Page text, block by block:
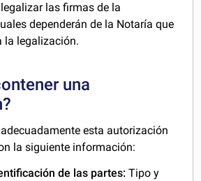
las firmas de la
dependerán de la Notaría que
la legalización.
una
esta autorización
la siguiente información:
de las partes:Tipo y